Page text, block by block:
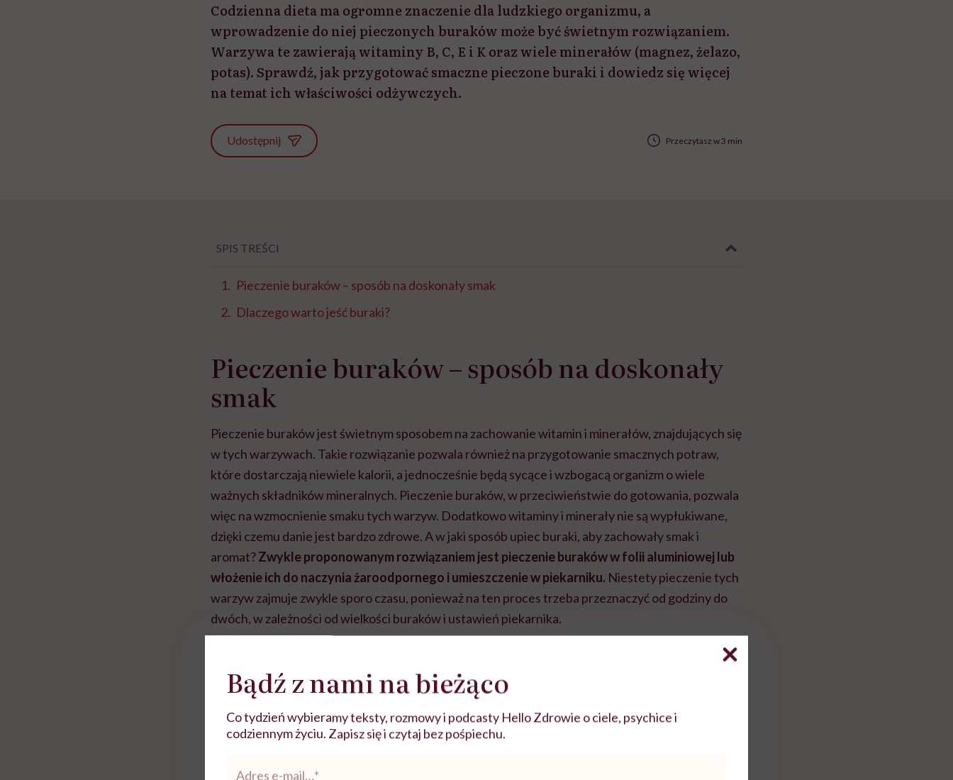
Codzienna dieta ma ogromne znaczenie dla ludzkiego organizmu, a
wprowadzenie do niej pieczonych buraków może być świetnym rozwiązaniem.
Warzywa te zawierają witaminy B, C, E i K oraz wiele minerałów (magnez, żelazo,
potas). Sprawdź, jak przygotować smaczne pieczone buraki i dowiedz się więcej
na temat ich właściwości odżywczych.
Udostępnij Przeczytasz w 3 min
SPIS TREŚCI
Pieczenie buraków – sposób na doskonały smak
Dlaczego warto jeść buraki?
Pieczenie buraków – sposób na doskonały
smak
Pieczenie buraków jest świetnym sposobem na zachowanie witamin i minerałów, znajdujących się
w tych warzywach. Takie rozwiązanie pozwala również na przygotowanie smacznych potraw,
które dostarczają niewiele kalorii, a jednocześnie będą sycące i wzbogacą organizm o wiele
ważnych składników mineralnych. Pieczenie buraków, w przeciwieństwie do gotowania, pozwala
więc na wzmocnienie smaku tych warzyw. Dodatkowo witaminy i minerały nie są wypłukiwane,
dzięki czemu danie jest bardzo zdrowe. A w jaki sposób upiec buraki, aby zachowały smak i
aromat?Zwykle proponowanym rozwiązaniem jest pieczenie buraków w folii aluminiowej lub
włożenie ich do naczynia żaroodpornego i umieszczenie w piekarniku. Niestety pieczenie tych
warzyw zajmuje zwykle sporo czasu, ponieważ na ten proces trzeba przeznaczyć od godziny do
dwóch, w zależności od wielkości buraków i ustawień piekarnika.
Bądź z nami na bieżąco
Co tydzień wybieramy teksty, rozmowy i podcasty Hello Zdrowie o ciele, psychice i
codziennym życiu. Zapisz się i czytaj bez pośpiechu.